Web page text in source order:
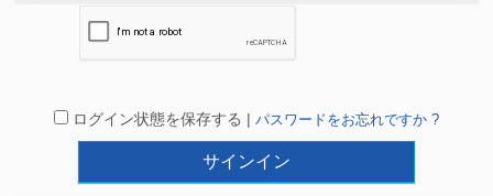
ログイン状態を保存する | パスワードをお忘れですか ?